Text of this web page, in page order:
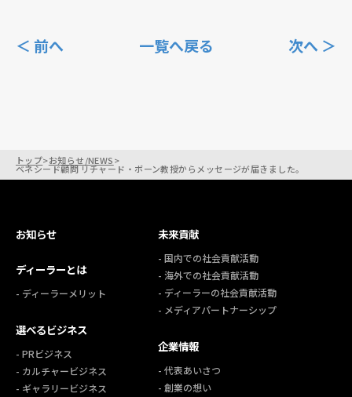
＜ 前へ 一覧へ戻る 次へ ＞
トップ>お知らせ/NEWS>
ベネシード顧問 リチャード・ボーン教授からメッセージが届きました。
お知らせ
ディーラーとは
- ディーラーメリット
選べるビジネス
- PRビジネス
- カルチャービジネス
- ギャラリービジネス
未来貢献
- 国内での社会貢献活動
- 海外での社会貢献活動
- ディーラーの社会貢献活動
- メディアパートナーシップ
企業情報
- 代表あいさつ
- 創業の想い